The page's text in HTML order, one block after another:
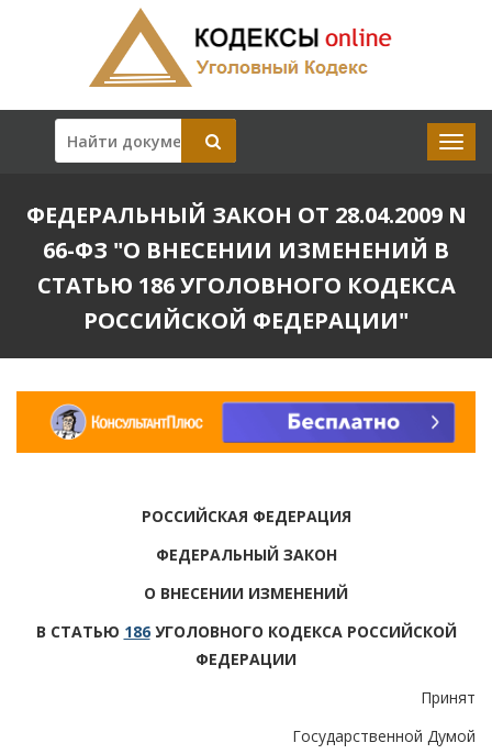
ФЕДЕРАЛЬНЫЙ ЗАКОН ОТ 28.04.2009 N
66-ФЗ "О ВНЕСЕНИИ ИЗМЕНЕНИЙ В
СТАТЬЮ 186 УГОЛОВНОГО КОДЕКСА
РОССИЙСКОЙ ФЕДЕРАЦИИ"
РОССИЙСКАЯ ФЕДЕРАЦИЯ
ФЕДЕРАЛЬНЫЙ ЗАКОН
О ВНЕСЕНИИ ИЗМЕНЕНИЙ
В СТАТЬЮ 186УГОЛОВНОГО КОДЕКСА РОССИЙСКОЙ
ФЕДЕРАЦИИ
Принят
Государственной Думой